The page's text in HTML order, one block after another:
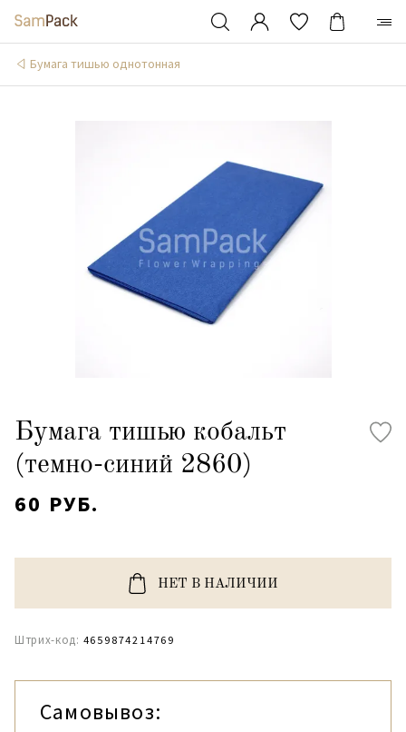
Бумага тишью однотонная
Бумага тишью кобальт
(темно-синий 2860)
60 РУБ.
НЕТ В НАЛИЧИИ
Штрих-код: 4659874214769
Самовывоз: